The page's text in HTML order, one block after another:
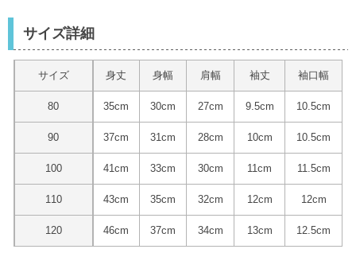
サイズ詳細
サイズ 身丈 身幅 肩幅 袖丈 袖口幅
80 35cm 30cm 27cm 9.5cm 10.5cm
90 37cm 31cm 28cm 10cm 10.5cm
100 41cm 33cm 30cm 11cm 11.5cm
110 43cm 35cm 32cm 12cm 12cm
120 46cm 37cm 34cm 13cm 12.5cm